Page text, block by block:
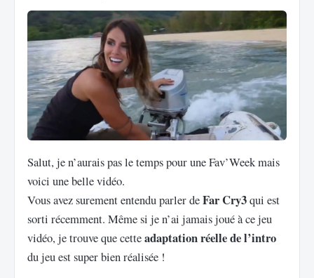
Salut, je n’aurais pas le temps pour une Fav’Week mais
voici une belle vidéo.
Vous avez surement entendu parler deFar Cry3qui est
sorti récemment. Même si je n’ai jamais joué à ce jeu
vidéo, je trouve que cetteadaptation réelle de l’intro
du jeu est super bien réalisée !